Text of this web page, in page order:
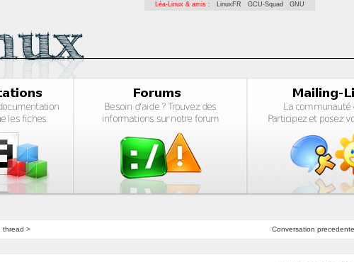
Léa-Linux & amis : LinuxFR GCU-Squad GNU
Conversation precedente
thread >